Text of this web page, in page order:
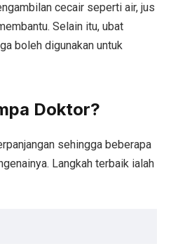
cecair seperti air, jus
Selain itu, ubat
boleh digunakan untuk
Doktor?
sehingga beberapa
Langkah terbaik ialah